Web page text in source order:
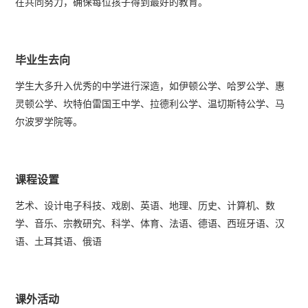
在共同努力，确保每位孩子得到最好的教育。
毕业生去向
学生大多升入优秀的中学进行深造，如伊顿公学、哈罗公学、惠
灵顿公学、坎特伯雷国王中学、拉德利公学、温切斯特公学、马
尔波罗学院等。
课程设置
艺术、设计电子科技、戏剧、英语、地理、历史、计算机、数
学、音乐、宗教研究、科学、体育、法语、德语、西班牙语、汉
语、土耳其语、俄语
课外活动